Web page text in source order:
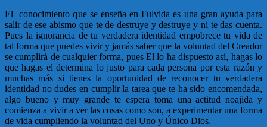
El conocimiento que se enseña en Fulvida es una gran ayuda para
salir de ese abismo que te de destruye y destruye y ni te das cuenta.
Pues la ignorancia de tu verdadera identidad empobrece tu vida de
tal forma que puedes vivir y jamás saber que la voluntad del Creador
se cumplirá de cualquier forma, pues El lo ha dispuesto así, hagas lo
que hagas el determina lo justo para cada persona por esta razón y
muchas más si tienes la oportunidad de reconocer tu verdadera
identidad no dudes en cumplir la tarea que te ha sido encomendada,
algo bueno y muy grande te espera toma una actitud noajida y
comienza a vivir a ver las cosas como son, a experimentar una forma
de vida cumpliendo la voluntad del Uno y Único Dios.